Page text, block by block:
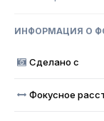
ИНФОРМАЦИЯ О
Сделано с
Фокусное